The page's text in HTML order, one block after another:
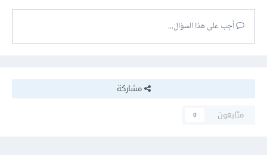
أجب على هذا السؤال...
مشاركة
متابعون
0